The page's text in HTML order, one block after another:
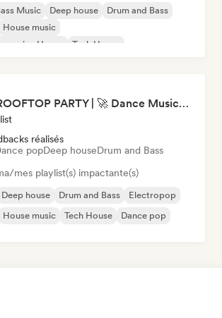
Music Deep house
Drum and Bass
House music
House
Tech House
🌆 ROOFTOP PARTY | 🚀 Dance Music Mix 2026 by Prisma Records
réalisés
popDeep houseDrum and Bass
mes playlist(s) impactante(s)
Deep house Drum and Bass
Electropop
House music Tech House Dance pop